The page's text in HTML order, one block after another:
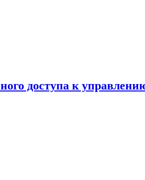
доступа к